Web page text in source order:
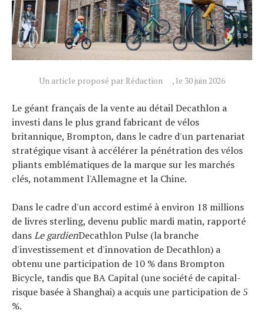
Un article proposé par Rédaction , le 30 juin 2026
Le géant français de la vente au détail Decathlon a
investi dans le plus grand fabricant de vélos
britannique, Brompton, dans le cadre d'un partenariat
stratégique visant à accélérer la pénétration des vélos
pliants emblématiques de la marque sur les marchés
clés, notamment l'Allemagne et la Chine.
Dans le cadre d'un accord estimé à environ 18 millions
de livres sterling, devenu public mardi matin, rapporté
dansLe gardienDecathlon Pulse (la branche
d'investissement et d'innovation de Decathlon) a
obtenu une participation de 10 % dans Brompton
Bicycle, tandis que BA Capital (une société de capital-
risque basée à Shanghai) a acquis une participation de 5
%.
Technologies
Tests de produits
Conseils
Tendances
Tous nos articles